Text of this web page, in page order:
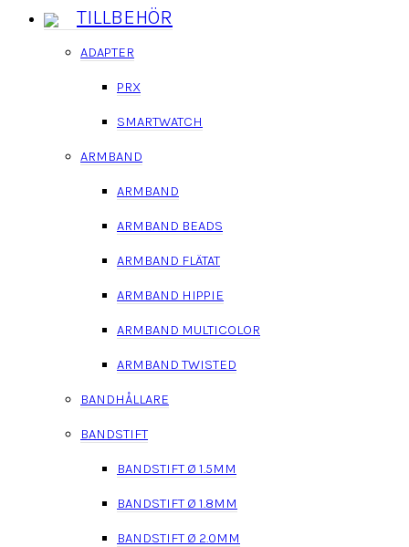
TILLBEHÖR
ADAPTER
PRX
SMARTWATCH
ARMBAND
ARMBAND
ARMBAND BEADS
ARMBAND FLÄTAT
ARMBAND HIPPIE
ARMBAND MULTICOLOR
ARMBAND TWISTED
BANDHÅLLARE
BANDSTIFT
BANDSTIFT Ø 1.5MM
BANDSTIFT Ø 1.8MM
BANDSTIFT Ø 2.0MM